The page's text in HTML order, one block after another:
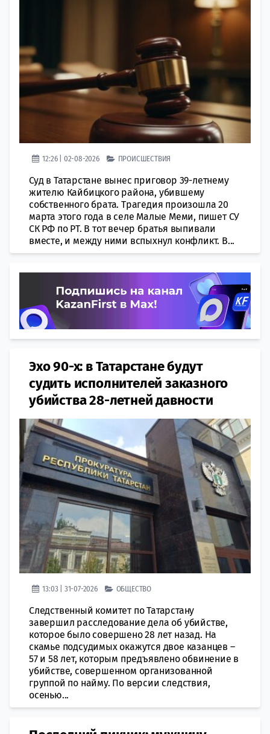
12:26 | 02-08-2026 ПРОИСШЕСТВИЯ
Суд в Татарстане вынес приговор 39-летнему
жителю Кайбицкого района, убившему
собственного брата. Трагедия произошла 20
марта этого года в селе Малые Меми, пишет СУ
СК РФ по РТ. В тот вечер братья выпивали
вместе, и между ними вспыхнул конфликт. В...
Эхо 90-х: в Татарстане будут
судить исполнителей заказного
убийства 28-летней давности
13:03 | 31-07-2026 ОБЩЕСТВО
Следственный комитет по Татарстану
завершил расследование дела об убийстве,
которое было совершено 28 лет назад. На
скамье подсудимых окажутся двое казанцев –
57 и 58 лет, которым предъявлено обвинение в
убийстве, совершенном организованной
группой по найму. По версии следствия,
осенью...